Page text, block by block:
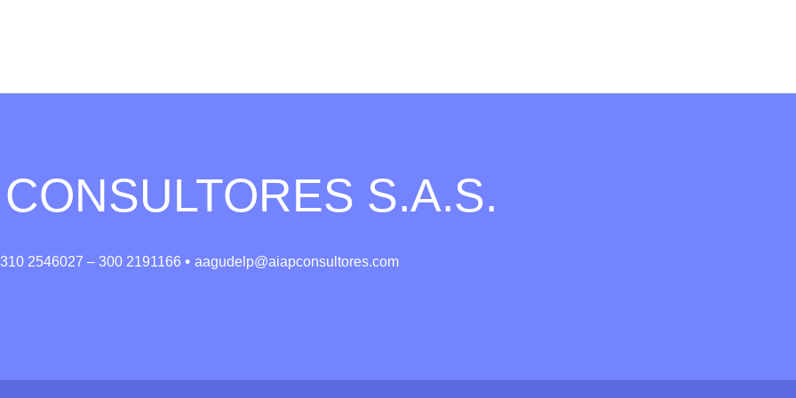
S.A.S.
310 2546027 – 300 2191166 • aagudelp@aiapconsultores.com